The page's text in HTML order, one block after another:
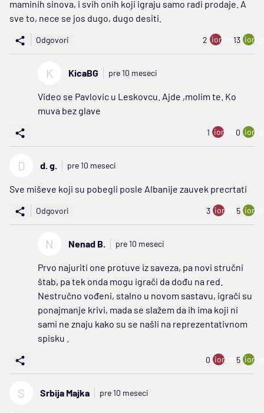
maminih sinova, i svih onih koji igraju samo radi prodaje. A
sve to, nece se jos dugo, dugo desiti.
Odgovori 2 ion:minus
13
K KicaBG pre 10 meseci
Video se Pavlovic u Leskovcu. Ajde ,molim te. Ko
muva bez glave
1 ion:minus
0
D d. g. pre 10 meseci
Sve miševe koji su pobegli posle Albanije zauvek precrtati
Odgovori 3 ion:minus
5
N Nenad B. pre 10 meseci
Prvo najuriti one protuve iz saveza, pa novi stručni
štab, pa tek onda mogu igrači da dođu na red.
Nestručno vođeni, stalno u novom sastavu, igrači su
ponajmanje krivi, mada se slažem da ih ima koji ni
sami ne znaju kako su se našli na reprezentativnom
spisku .
0 ion:minus
5
S Srbija Majka pre 10 meseci